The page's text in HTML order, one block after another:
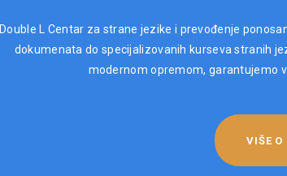
Double L Centar za strane jezike i prevođenje
dokumenata do specijalizovanih kurseva stranih
modernom opremom, garantujemo
VIŠE O